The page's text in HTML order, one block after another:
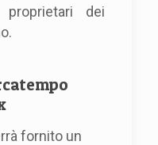
dei
fornito un